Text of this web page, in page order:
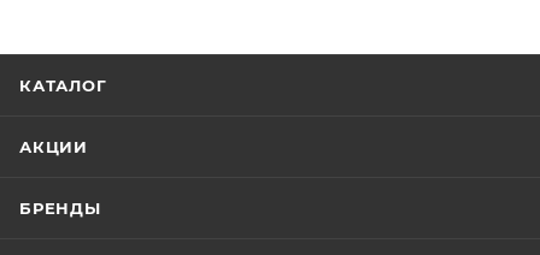
КАТАЛОГ
АКЦИИ
БРЕНДЫ